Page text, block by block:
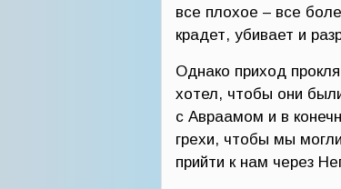
все плохое – все
крадет, убивает и
Однако приход
хотел, чтобы они
с Авраамом и в
грехи, чтобы мы
прийти к нам через